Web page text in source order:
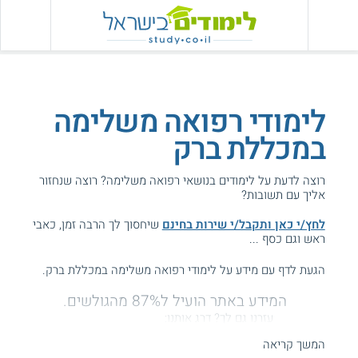
לימודי רפואה משלימה
במכללת ברק
רוצה לדעת על לימודים בנושאי רפואה משלימה? רוצה שנחזור
אליך עם תשובות?
לחץ/י כאן ותקבל/י שירות בחינם שיחסוך לך הרבה זמן, כאבי
ראש וגם כסף ...
הגעת לדף עם מידע על לימודי רפואה משלימה במכללת ברק.
המידע באתר הועיל ל87% מהגולשים.
עזרנו גם לך? דרג אותנו:
המשך קריאה